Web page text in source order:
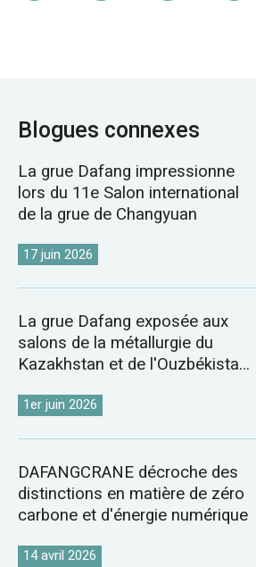
Blogues connexes
La grue Dafang impressionne
lors du 11e Salon international
de la grue de Changyuan
17 juin 2026
La grue Dafang exposée aux
salons de la métallurgie du
Kazakhstan et de l'Ouzbékistan
1er juin 2026
DAFANGCRANE décroche des
distinctions en matière de zéro
carbone et d'énergie numérique
14 avril 2026